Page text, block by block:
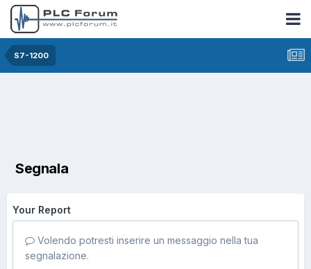
S7-1200
Segnala
Your Report
Volendo potresti inserire un messaggio nella tua
segnalazione.